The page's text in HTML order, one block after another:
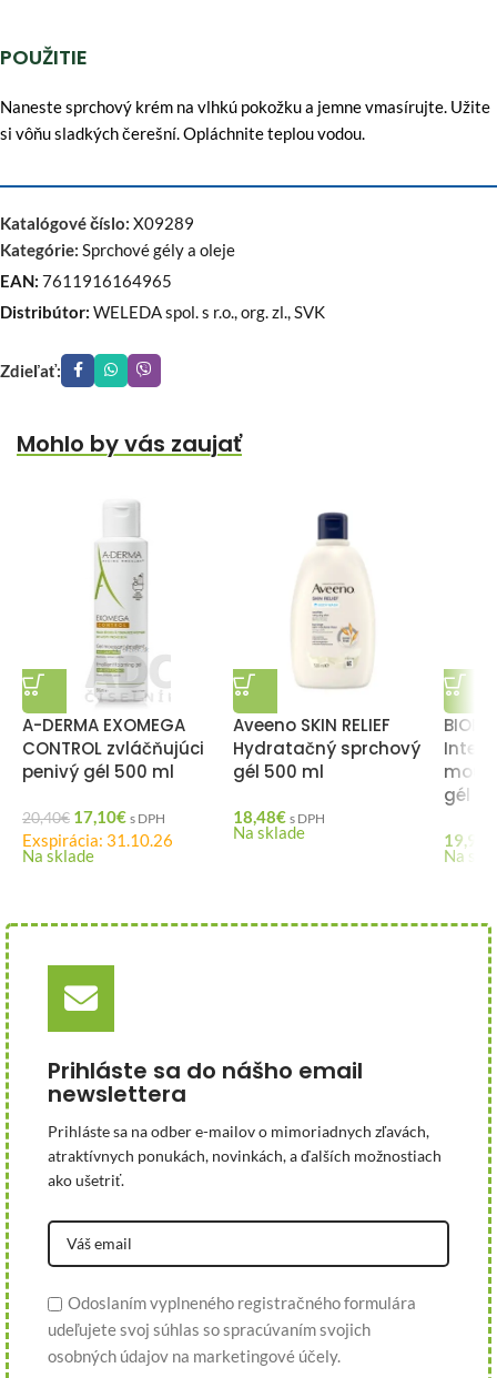
POUŽITIE
Naneste sprchový krém na vlhkú pokožku a jemne vmasírujte. Užite
si vôňu sladkých čerešní. Opláchnite teplou vodou.
Katalógové číslo: X09289
Kategórie: Sprchové gély a oleje
EAN: 7611916164965
Distribútor: WELEDA spol. s r.o., org. zl., SVK
Zdieľať:
Mohlo by vás zaujať
A-DERMA EXOMEGA
CONTROL zvláčňujúci
penivý gél 500 ml
20,40€ 17,10€ s DPH
Exspirácia: 31.10.26
Na sklade
Aveeno SKIN RELIEF
Hydratačný sprchový
gél 500 ml
18,48€ s DPH
Na sklade
gél 1 l
19,90
Na
Prihláste sa do nášho email
newslettera
Prihláste sa na odber e-mailov o mimoriadnych zľavách,
atraktívnych ponukách, novinkách, a ďalších možnostiach
ako ušetriť.
Odoslaním vyplneného registračného formulára
udeľujete svoj súhlas so spracúvaním svojich
osobných údajov na marketingové účely.